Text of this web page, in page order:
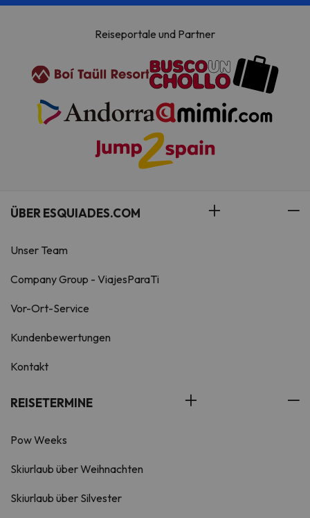
Reiseportale und Partner
ÜBER ESQUIADES.COM
Unser Team
Company Group - ViajesParaTi
Vor-Ort-Service
Kundenbewertungen
Kontakt
REISETERMINE
Pow Weeks
Skiurlaub über Weihnachten
Skiurlaub über Silvester